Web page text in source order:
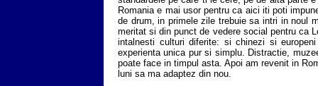
Romania e mai usor pentru ca aici iti poti
de drum, in primele zile trebuie sa intri in noul
meritat si din punct de vedere social pentru ca
intalnesti culturi diferite: si chinezi si
experienta unica pur si simplu. Distractie,
poate face in timpul asta. Apoi am revenit in
luni sa ma adaptez din nou.